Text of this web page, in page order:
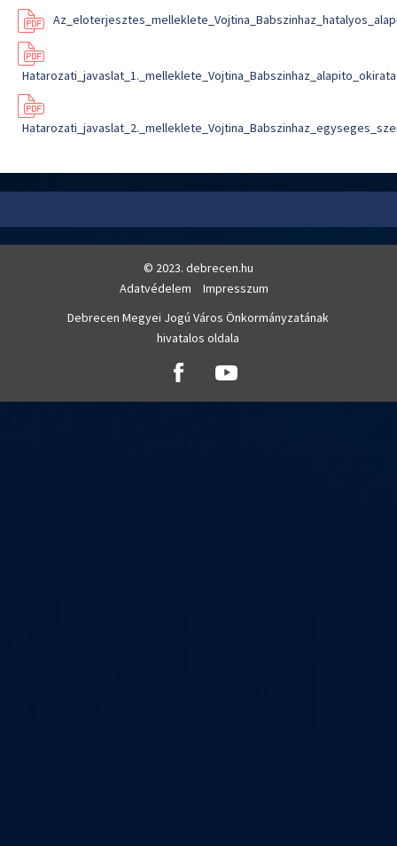
© 2023. debrecen.hu
Adatvédelem
Impresszum
Debrecen Megyei Jogú Város Önkormányzatának
hivatalos oldala